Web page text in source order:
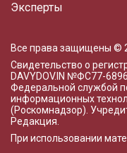
Эксперты
Все права защищены ©
Свидетельство о
DAVYDOV.IN №ФС77-
Федеральной службой
информационных
(Роскомнадзор).
Редакция
При использовании